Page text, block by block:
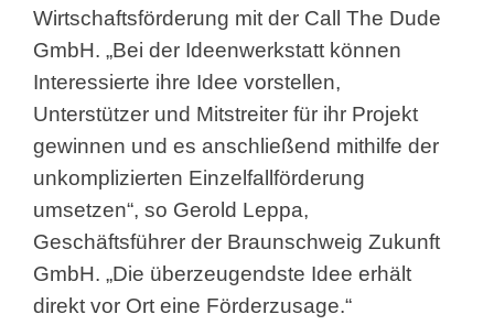
Wirtschaftsförderung mit der Call The Dude
GmbH. „Bei der Ideenwerkstatt können
Interessierte ihre Idee vorstellen,
Unterstützer und Mitstreiter für ihr Projekt
gewinnen und es anschließend mithilfe der
unkomplizierten Einzelfallförderung
umsetzen“, so Gerold Leppa,
Geschäftsführer der Braunschweig Zukunft
GmbH. „Die überzeugendste Idee erhält
direkt vor Ort eine Förderzusage.“